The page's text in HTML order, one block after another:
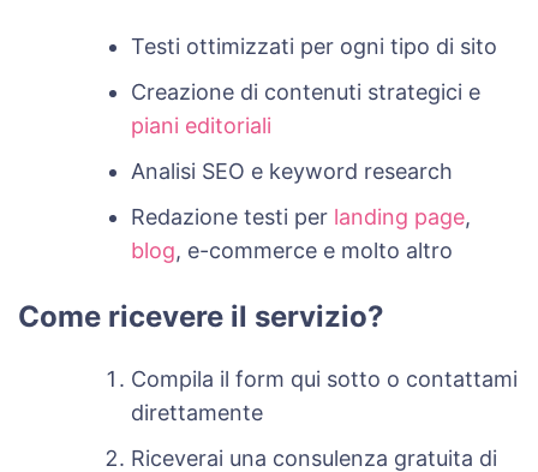
Testi ottimizzati per ogni tipo di sito
Creazione di contenuti strategici e
piani editoriali
Analisi SEO e keyword research
Redazione testi per landing page,
blog, e-commerce e molto altro
Come ricevere il servizio?
Compila il form qui sotto o contattami
direttamente
Riceverai una consulenza gratuita di